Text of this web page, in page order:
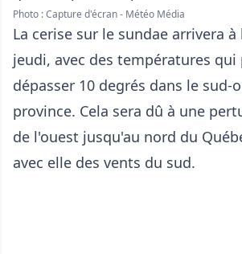
Photo : Capture d'écran - Météo Média
La cerise sur le sundae arrivera
jeudi, avec des températures
dépasser 10 degrés dans le sud-
province. Cela sera dû à une
de l'ouest jusqu'au nord du
avec elle des vents du sud.